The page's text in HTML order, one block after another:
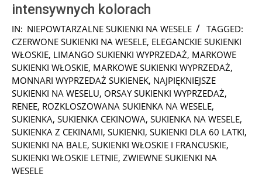
intensywnych kolorach
2024-
04-
22
IN: NIEPOWTARZALNE SUKIENKI NA WESELE
TAGGED:
CZERWONE SUKIENKI NA WESELE, ELEGANCKIE SUKIENKI
WŁOSKIE, LIMANGO SUKIENKI WYPRZEDAŻ, MARKOWE
SUKIENKI WŁOSKIE, MARKOWE SUKIENKI WYPRZEDAŻ,
MONNARI WYPRZEDAŻ SUKIENEK, NAJPIĘKNIEJSZE
SUKIENKI NA WESELU, ORSAY SUKIENKI WYPRZEDAŻ,
RENEE, ROZKLOSZOWANA SUKIENKA NA WESELE,
SUKIENKA, SUKIENKA CEKINOWA, SUKIENKA NA WESELE,
SUKIENKA Z CEKINAMI, SUKIENKI, SUKIENKI DLA 60 LATKI,
SUKIENKI NA BALE, SUKIENKI WŁOSKIE I FRANCUSKIE,
SUKIENKI WŁOSKIE LETNIE, ZWIEWNE SUKIENKI NA
WESELE